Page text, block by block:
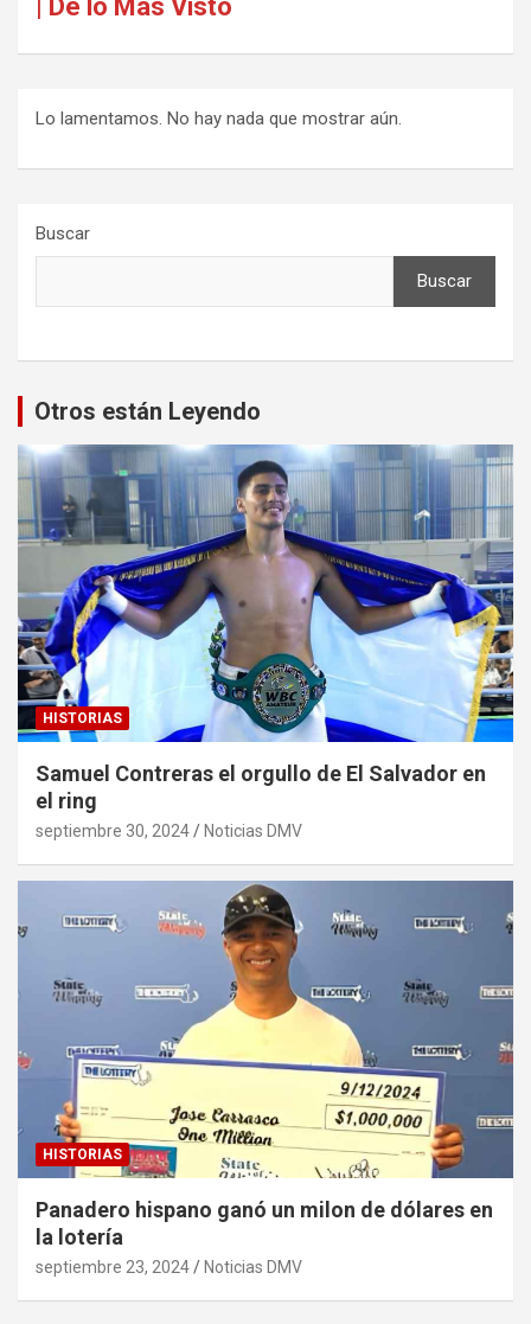
| De lo Más Visto
Lo lamentamos. No hay nada que mostrar aún.
Buscar
Buscar
Otros están Leyendo
HISTORIAS
Samuel Contreras el orgullo de El Salvador en
el ring
septiembre 30, 2024 Noticias DMV
HISTORIAS
Panadero hispano ganó un milon de dólares en
la lotería
septiembre 23, 2024 Noticias DMV